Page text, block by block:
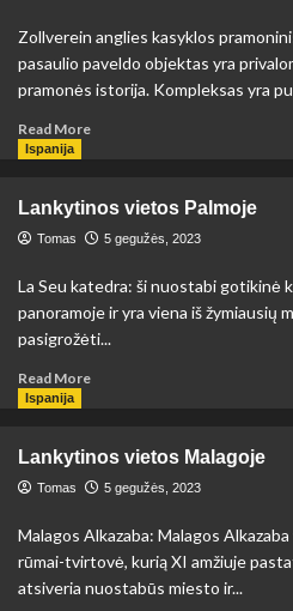
Zollverein anglies kasyklos
pasaulio paveldo objektas yra
pramonės istorija. Kompleksas yra
Read MoreRead
vietos
Esene
Ispanija
Lankytinos vietos Palmoje
Tomas 5 gegužės, 2023
La Seu katedra: ši nuostabi gotikinė
panoramoje ir yra viena iš žymiausių
pasigrožėti...
Read MoreRead
vietos
Palmoje
Ispanija
Lankytinos vietos Malagoje
Tomas 5 gegužės, 2023
Malagos Alkazaba: Malagos
rūmai-tvirtovė, kurią XI amžiuje
atsiveria nuostabūs miesto ir...